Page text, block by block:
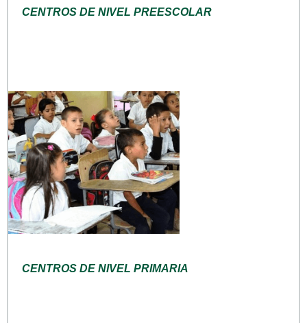
CENTROS DE NIVEL PREESCOLAR
CENTROS DE NIVEL PRIMARIA